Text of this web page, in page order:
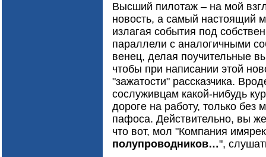
Высший пилотаж – на мой
новость, а самый настоящий
излагая события под
параллели с аналогичными
венец, делая поучительные
чтобы при написании этой
"зажатости" рассказчика.
сослуживцам какой-нибудь
дороге на работу, только без
пафоса. Действительно, вы
что вот, мол "Компания
полупроводников…",